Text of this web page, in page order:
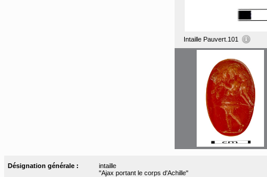
Intaille Pauvert.101
Désignation générale :
intaille
"Ajax portant le corps d'Achille"